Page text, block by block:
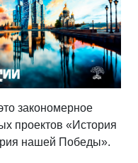
закономерное
проектов «История
нашей Победы».